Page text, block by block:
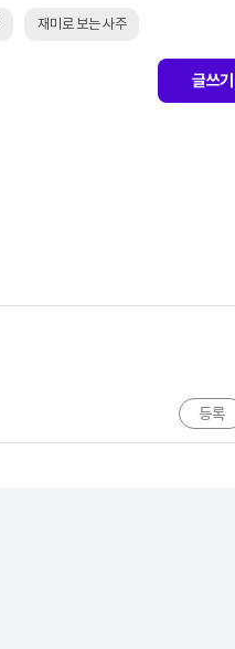
재미로 보는 사주
글쓰기